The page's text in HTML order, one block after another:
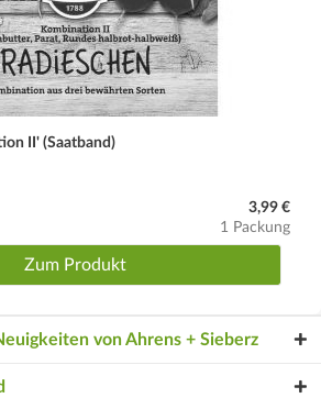
II' (Saatband)
3,99 €
1 Packung
Zum Produkt
von Ahrens + Sieberz